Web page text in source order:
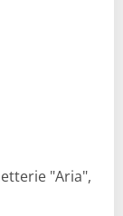
"Aria",